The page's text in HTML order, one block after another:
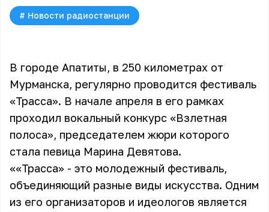
# Новости радиостанции
В городе Апатиты, в 250 километрах от
Мурманска, регулярно проводится фестиваль
«Трасса». В начале апреля в его рамках
проходил вокальный конкурс «Взлетная
полоса», председателем жюри которого
стала певица Марина Девятова.
««Трасса» - это молодежный фестиваль,
объединяющий разные виды искусства. Одним
из его организаторов и идеологов является